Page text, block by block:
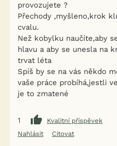
provozujete ?
Přechody ,myšleno,krok
cvalu.
Než kobylku naučíte,aby
hlavu a aby se unesla na
trvat léta
Spíš by se na vás někdo
vaše práce probíhá,jestli
je to zmatené
1
Kvalitní příspěvek
Nahlásit
Citovat